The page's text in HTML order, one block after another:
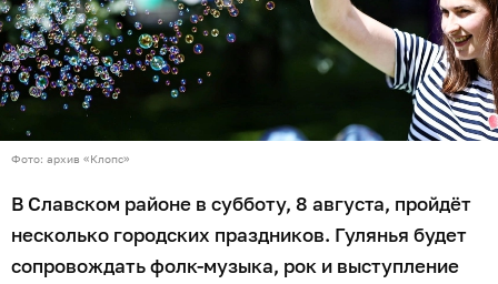
Фото: архив «Клопс»
В Славском районе в субботу, 8 августа, пройдёт
несколько городских праздников. Гулянья будет
сопровождать фолк-музыка, рок и выступление